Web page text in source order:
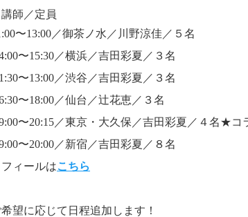
師／定員
〜13:00／御茶ノ水／川野涼佳／５名
〜15:30／横浜／吉田彩夏／３名
〜13:00／渋谷／吉田彩夏／３名
〜18:00／仙台／辻花恵／３名
〜20:15／東京・大久保／吉田彩夏／４名★コ
〜20:00／新宿／吉田彩夏／８名
ィールはこちら
望に応じて日程追加します！